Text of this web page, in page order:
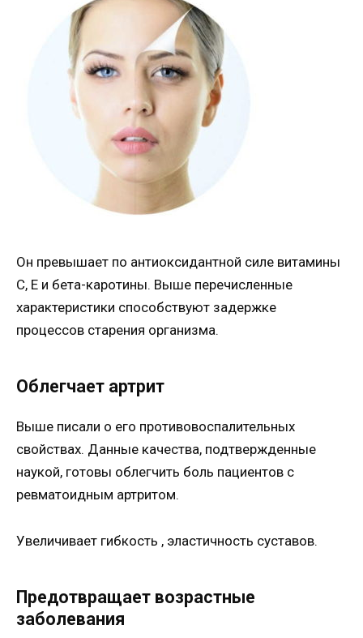
Он превышает по антиоксидантной силе витамины
С, Е и бета-каротины. Выше перечисленные
характеристики способствуют задержке
процессов старения организма.
Облегчает артрит
Выше писали о его противовоспалительных
свойствах. Данные качества, подтвержденные
наукой, готовы облегчить боль пациентов с
ревматоидным артритом.
Увеличивает гибкость , эластичность суставов.
Предотвращает возрастные
заболевания